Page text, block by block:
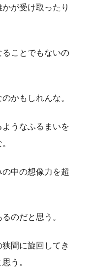
が受け取ったり
ことでもないの
かもしれんな。
うなふるまいを
中の想像力を超
のだと思う。
間に旋回してき
う。